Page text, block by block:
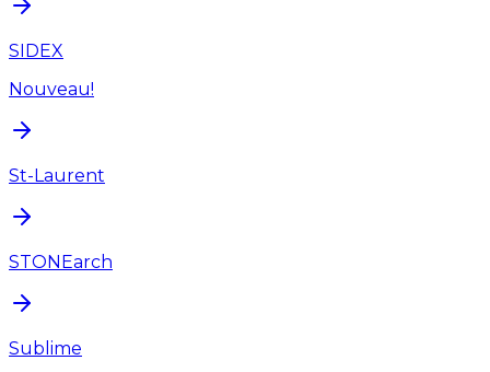
SIDEX
Nouveau!
St-Laurent
STONEarch
Sublime